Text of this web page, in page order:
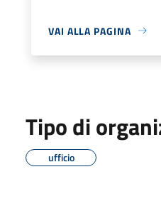
VAI ALLA PAGINA
Tipo di
ufficio